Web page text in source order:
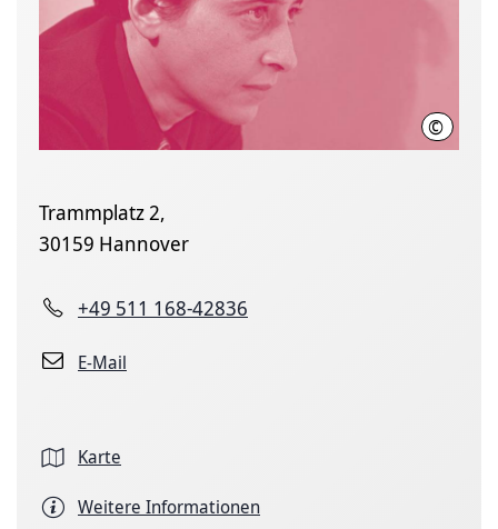
© LHH
Trammplatz 2,
30159 Hannover
+49 511 168-42836
E-Mail
Karte
Weitere Informationen